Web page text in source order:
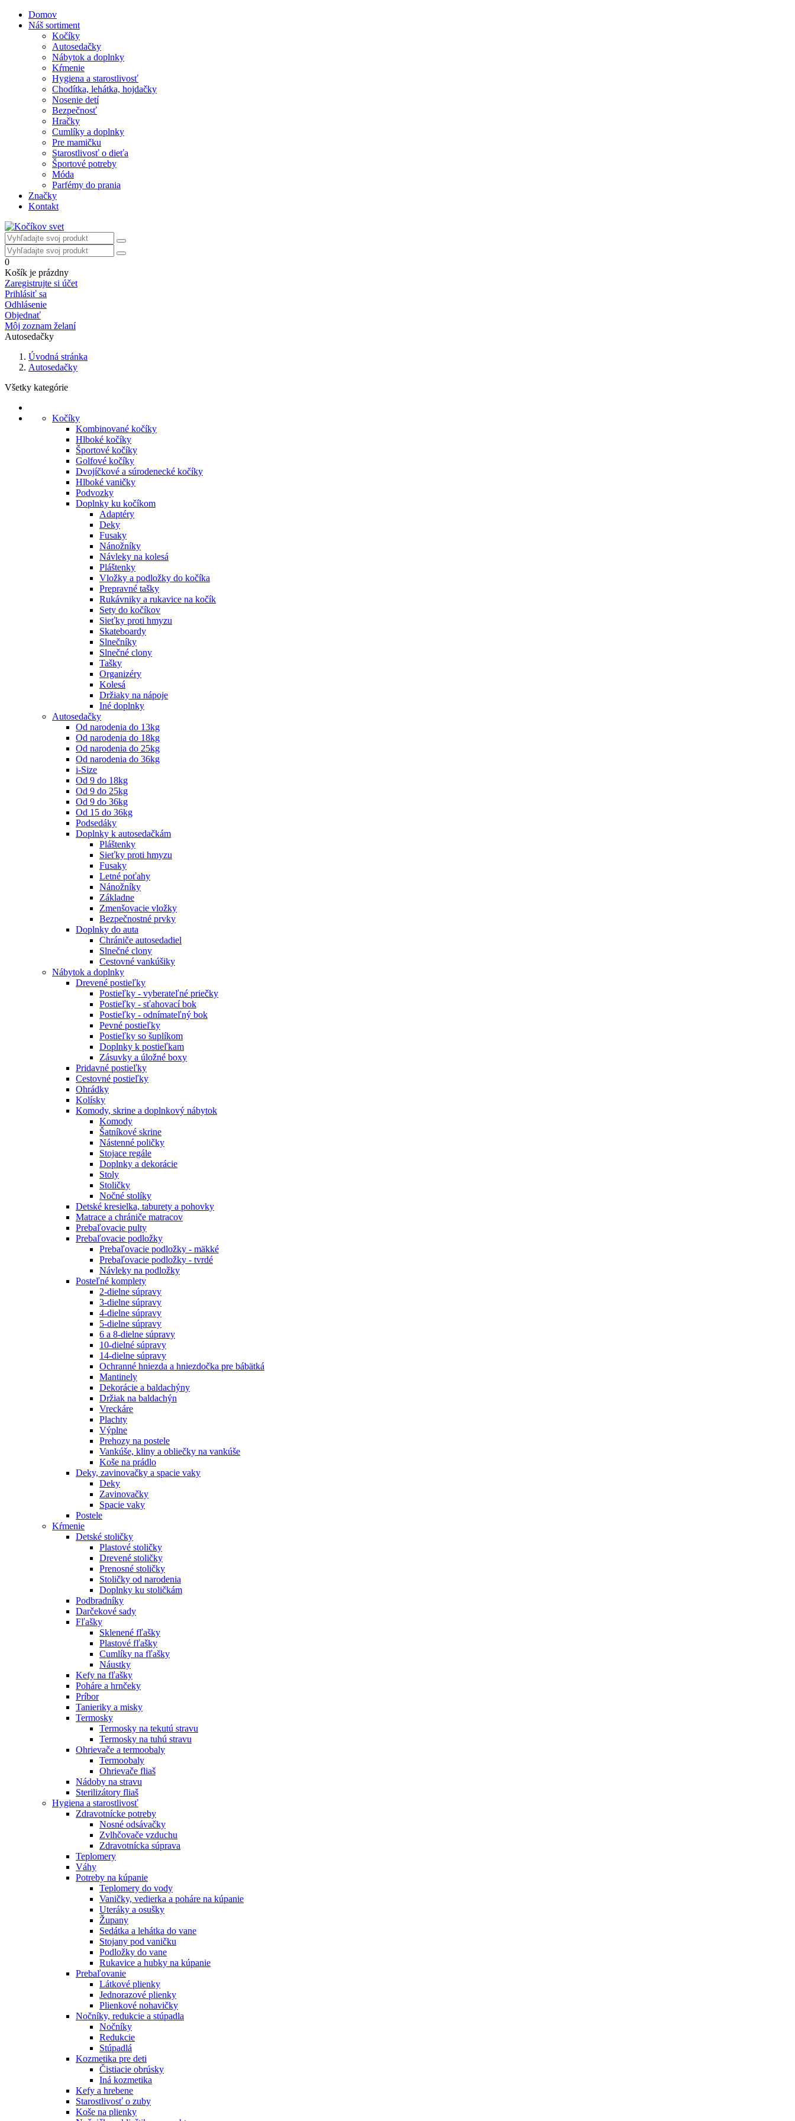
Domov
Náš sortiment
Kočíky
Autosedačky
Nábytok a doplnky
Kŕmenie
Hygiena a starostlivosť
Chodítka, lehátka, hojdačky
Nosenie detí
Bezpečnosť
Hračky
Cumlíky a doplnky
Pre mamičku
Starostlivosť o dieťa
Športové potreby
Móda
Parfémy do prania
Značky
Kontakt
0
Košík je prázdny
Zaregistrujte si účet
Prihlásiť sa
Odhlásenie
Objednať
Môj zoznam želaní
Autosedačky
Úvodná stránka
Autosedačky
Všetky kategórie
Kočíky
Kombinované kočíky
Hlboké kočíky
Športové kočíky
Golfové kočíky
Dvojíčkové a súrodenecké kočíky
Hlboké vaničky
Podvozky
Doplnky ku kočíkom
Adaptéry
Deky
Fusaky
Nánožníky
Návleky na kolesá
Pláštenky
Vložky a podložky do kočíka
Prepravné tašky
Rukávniky a rukavice na kočík
Sety do kočíkov
Sieťky proti hmyzu
Skateboardy
Slnečníky
Slnečné clony
Tašky
Organizéry
Kolesá
Držiaky na nápoje
Iné doplnky
Autosedačky
Od narodenia do 13kg
Od narodenia do 18kg
Od narodenia do 25kg
Od narodenia do 36kg
i-Size
Od 9 do 18kg
Od 9 do 25kg
Od 9 do 36kg
Od 15 do 36kg
Podsedáky
Doplnky k autosedačkám
Pláštenky
Sieťky proti hmyzu
Fusaky
Letné poťahy
Nánožníky
Základne
Zmenšovacie vložky
Bezpečnostné prvky
Doplnky do auta
Chrániče autosedadiel
Slnečné clony
Cestovné vankúšiky
Nábytok a doplnky
Drevené postieľky
Postieľky - vyberateľné priečky
Postieľky - sťahovací bok
Postieľky - odnímateľný bok
Pevné postieľky
Postieľky so šuplíkom
Doplnky k postieľkam
Zásuvky a úložné boxy
Pridavné postieľky
Cestovné postieľky
Ohrádky
Kolísky
Komody, skrine a doplnkový nábytok
Komody
Šatníkové skrine
Nástenné poličky
Stojace regále
Doplnky a dekorácie
Stoly
Stoličky
Nočné stolíky
Detské kresielka, taburety a pohovky
Matrace a chrániče matracov
Prebaľovacie pulty
Prebaľovacie podložky
Prebaľovacie podložky - mäkké
Prebaľovacie podložky - tvrdé
Návleky na podložky
Posteľné komplety
2-dielne súpravy
3-dielne súpravy
4-dielne súpravy
5-dielne súpravy
6 a 8-dielne súpravy
10-dielné súpravy
14-dielne súpravy
Ochranné hniezda a hniezdočka pre bábätká
Mantinely
Dekorácie a baldachýny
Držiak na baldachýn
Vreckáre
Plachty
Výplne
Prehozy na postele
Vankúše, kliny a obliečky na vankúše
Koše na prádlo
Deky, zavinovačky a spacie vaky
Deky
Zavinovačky
Spacie vaky
Postele
Kŕmenie
Detské stoličky
Plastové stoličky
Drevené stoličky
Prenosné stoličky
Stoličky od narodenia
Doplnky ku stoličkám
Podbradníky
Darčekové sady
Fľašky
Sklenené fľašky
Plastové fľašky
Cumlíky na fľašky
Náustky
Kefy na fľašky
Poháre a hrnčeky
Príbor
Tanieriky a misky
Termosky
Termosky na tekutú stravu
Termosky na tuhú stravu
Ohrievače a termoobaly
Termoobaly
Ohrievače fliaš
Nádoby na stravu
Sterilizátory fliaš
Hygiena a starostlivosť
Zdravotnícke potreby
Nosné odsávačky
Zvlhčovače vzduchu
Zdravotnícka súprava
Teplomery
Váhy
Potreby na kúpanie
Teplomery do vody
Vaničky, vedierka a poháre na kúpanie
Uteráky a osušky
Župany
Sedátka a lehátka do vane
Stojany pod vaničku
Podložky do vane
Rukavice a hubky na kúpanie
Prebaľovanie
Látkové plienky
Jednorazové plienky
Plienkové nohavičky
Nočníky, redukcie a stúpadla
Nočníky
Redukcie
Stúpadlá
Kozmetika pre deti
Čistiacie obrúsky
Iná kozmetika
Kefy a hrebene
Starostlivosť o zuby
Koše na plienky